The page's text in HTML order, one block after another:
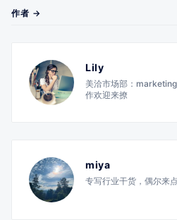
作者 →
Lily
美洽市场部：
作欢迎来撩
miya
专写行业干货，偶尔来